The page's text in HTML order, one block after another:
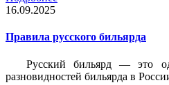
16.09.2025
Правила русского бильярда
Русский бильярд — это
разновидностей бильярда в